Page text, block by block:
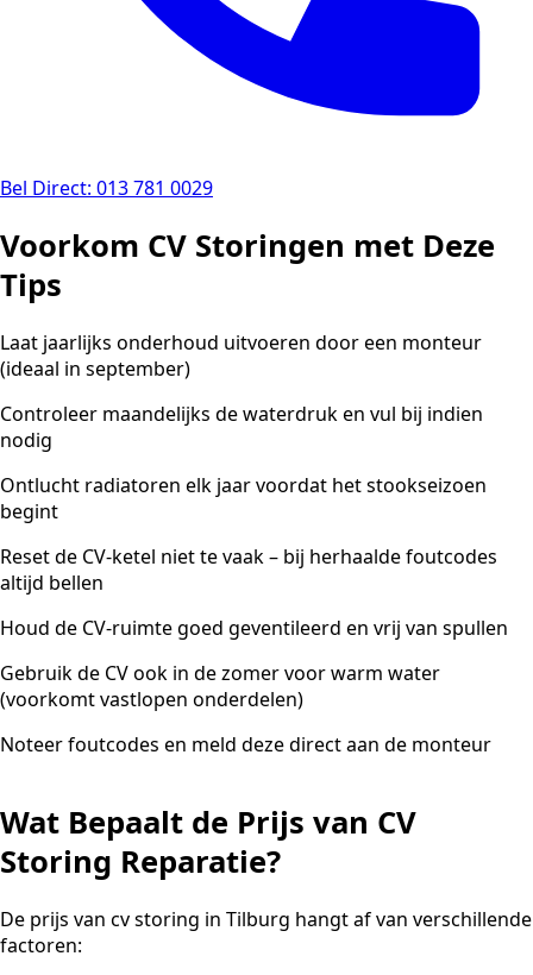
Bel Direct: 013 781 0029
Voorkom CV Storingen met Deze
Tips
Laat jaarlijks onderhoud uitvoeren door een monteur
(ideaal in september)
Controleer maandelijks de waterdruk en vul bij indien
nodig
Ontlucht radiatoren elk jaar voordat het stookseizoen
begint
Reset de CV-ketel niet te vaak – bij herhaalde foutcodes
altijd bellen
Houd de CV-ruimte goed geventileerd en vrij van spullen
Gebruik de CV ook in de zomer voor warm water
(voorkomt vastlopen onderdelen)
Noteer foutcodes en meld deze direct aan de monteur
Wat Bepaalt de Prijs van CV
Storing Reparatie?
De prijs van cv storing in Tilburg hangt af van verschillende
factoren: